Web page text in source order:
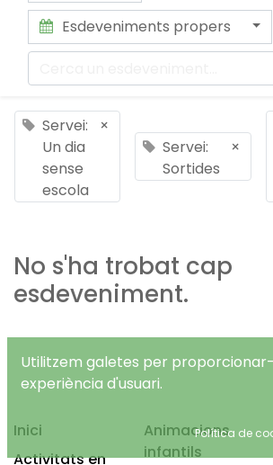
Esdeveniments propers
Servei:
Un dia
sense
escola
×
Servei:
Sortides
×
No s'ha trobat cap
esdeveniment.
Inici
Activitats en
Animacions
infantils
Utilitzem galetes per
experiència d'usuari.
Política de